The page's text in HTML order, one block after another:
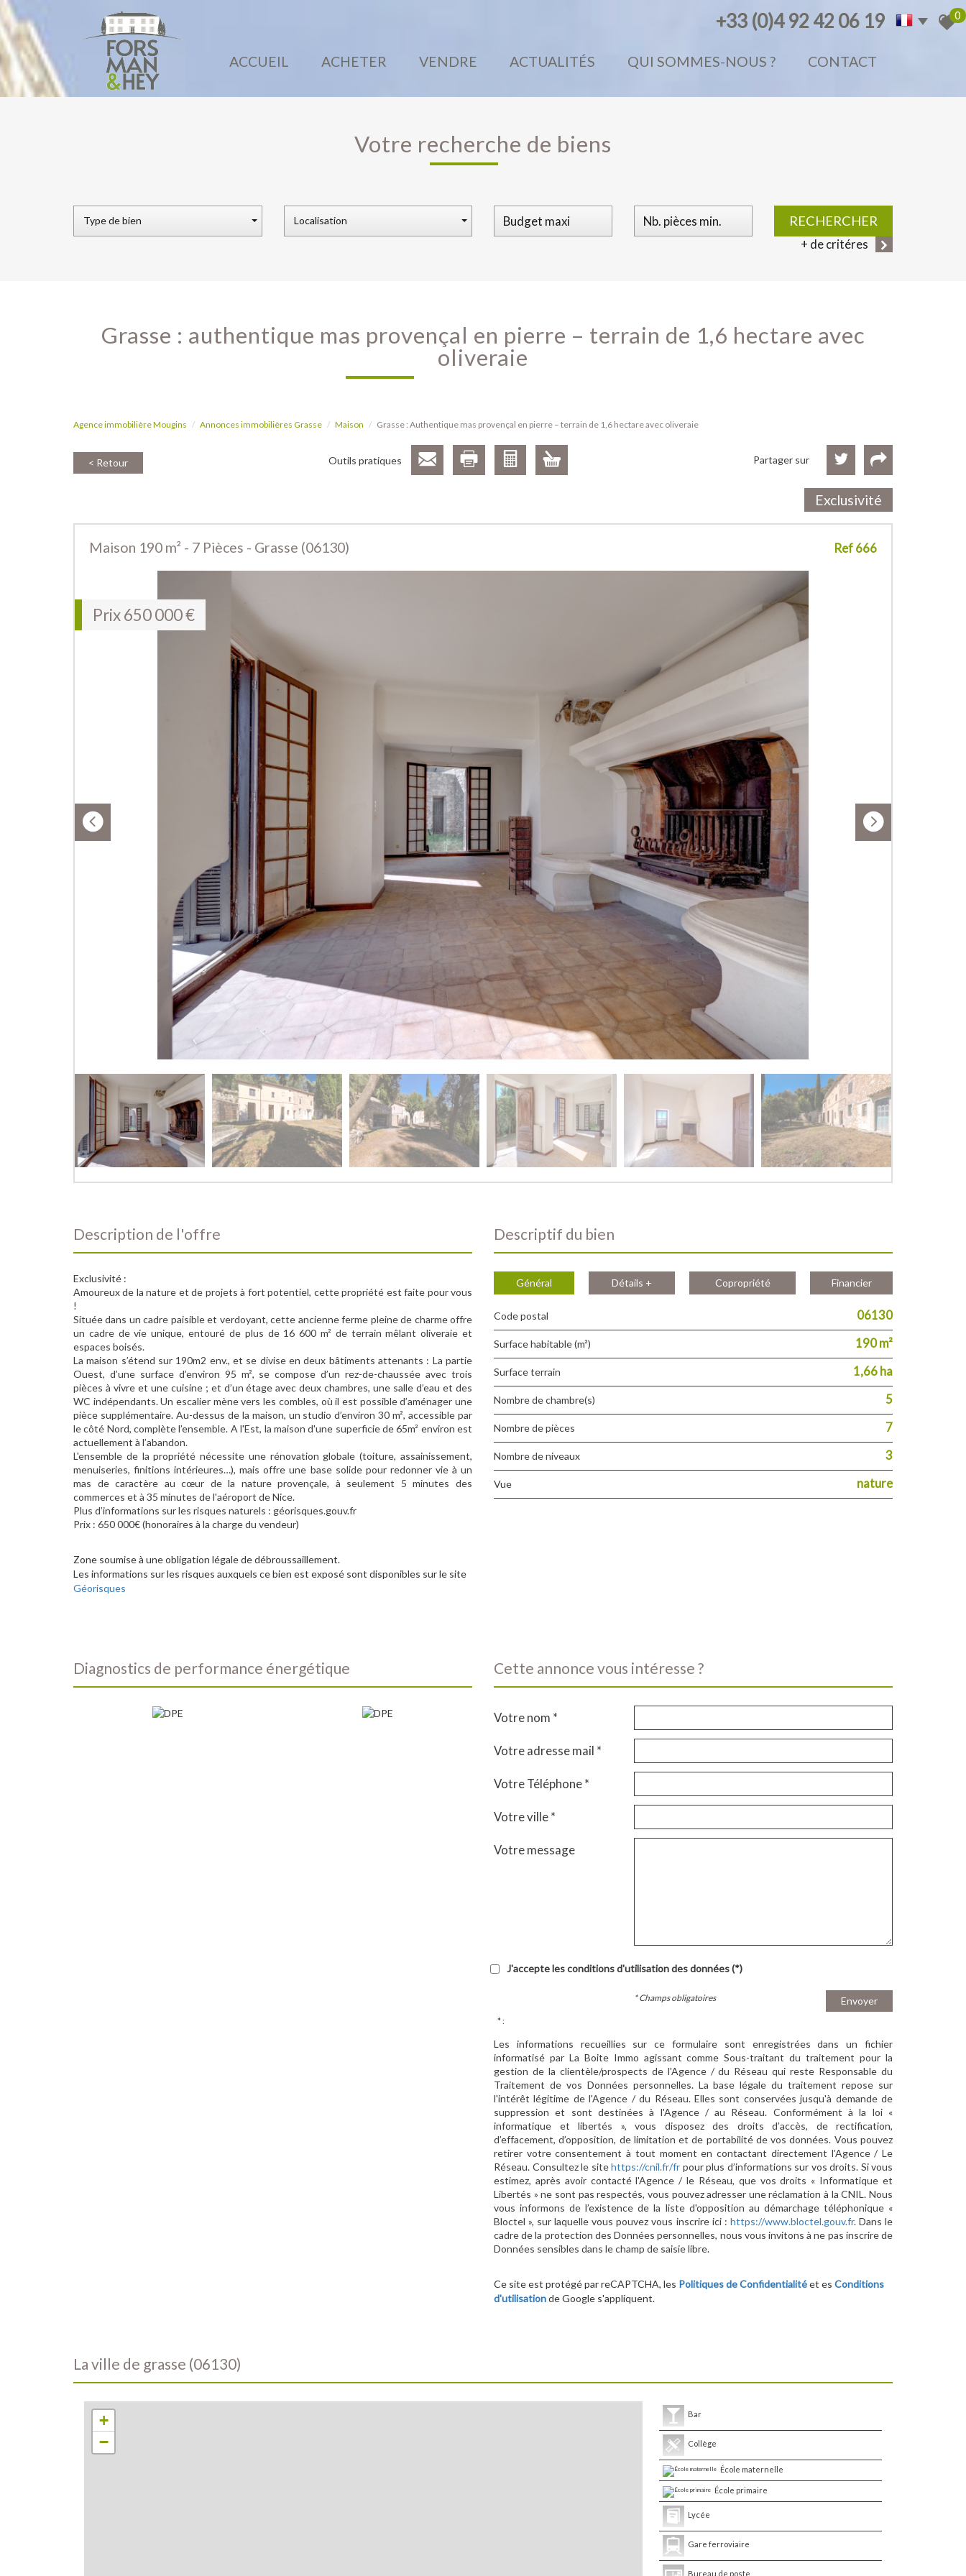
+33 (0)4 92 42 06 19 0
ACCUEIL ACHETER VENDRE ACTUALITÉS QUI SOMMES-NOUS ? CONTACT
votre recherche de biens
Type de bien Localisation RECHERCHER
+ de critéres
grasse : authentique mas provençal en pierre – terrain de 1,6 hectare avec
oliveraie
Agence immobilière Mougins Annonces immobilières Grasse Maison Grasse : Authentique mas provençal en pierre – terrain de 1,6 hectare avec oliveraie
< Retour Outils pratiques Partager sur
Exclusivité
Maison 190 m² - 7 Pièces - Grasse (06130) Ref 666
Prix650 000€
description de l'offre
Exclusivité :
Amoureux de la nature et de projets à fort potentiel, cette propriété est faite pour vous
!
Située dans un cadre paisible et verdoyant, cette ancienne ferme pleine de charme offre
un cadre de vie unique, entouré de plus de 16 600 m² de terrain mêlant oliveraie et
espaces boisés.
La maison s’étend sur 190m2 env., et se divise en deux bâtiments attenants : La partie
Ouest, d’une surface d’environ 95 m², se compose d’un rez-de-chaussée avec trois
pièces à vivre et une cuisine ; et d’un étage avec deux chambres, une salle d’eau et des
WC indépendants. Un escalier mène vers les combles, où il est possible d’aménager une
pièce supplémentaire. Au-dessus de la maison, un studio d’environ 30 m², accessible par
le côté Nord, complète l’ensemble. A l'Est, la maison d'une superficie de 65m² environ est
actuellement à l’abandon.
L'ensemble de la propriété nécessite une rénovation globale (toiture, assainissement,
menuiseries, finitions intérieures…), mais offre une base solide pour redonner vie à un
mas de caractère au cœur de la nature provençale, à seulement 5 minutes des
commerces et à 35 minutes de l'aéroport de Nice.
Plus d’informations sur les risques naturels : géorisques.gouv.fr
Prix : 650 000€ (honoraires à la charge du vendeur)
Zone soumise à une obligation légale de débroussaillement.
Les informations sur les risques auxquels ce bien est exposé sont disponibles sur le site
Géorisques
descriptif du bien
Général Détails + Copropriété Financier
Code postal 06130
Surface habitable (m²) 190 m²
surface terrain 1,66 ha
Nombre de chambre(s) 5
Nombre de pièces 7
Nombre de niveaux 3
Vue nature
diagnostics de performance énergétique cette annonce vous intéresse ?
Votre nom *
Votre adresse mail *
Votre Téléphone *
Votre ville *
Votre message
J'accepte les conditions d'utilisation des données (*)
Envoyer
* Champs obligatoires
* :
Les informations recueillies sur ce formulaire sont enregistrées dans un fichier
informatisé par La Boite Immo agissant comme Sous-traitant du traitement pour la
gestion de la clientèle/prospects de l'Agence / du Réseau qui reste Responsable du
Traitement de vos Données personnelles. La base légale du traitement repose sur
l'intérêt légitime de l'Agence / du Réseau. Elles sont conservées jusqu'à demande de
suppression et sont destinées à l'Agence / au Réseau. Conformément à la loi «
informatique et libertés », vous disposez des droits d’accès, de rectification,
d’effacement, d’opposition, de limitation et de portabilité de vos données. Vous pouvez
retirer votre consentement à tout moment en contactant directement l’Agence / Le
Réseau. Consultez le sitehttps://cnil.fr/fr pour plus d’informations sur vos droits. Si vous
estimez, après avoir contacté l'Agence / le Réseau, que vos droits « Informatique et
Libertés » ne sont pas respectés, vous pouvez adresser une réclamation à la CNIL. Nous
vous informons de l’existence de la liste d'opposition au démarchage téléphonique «
Bloctel », sur laquelle vous pouvez vous inscrire ici : https://www.bloctel.gouv.fr. Dans le
cadre de la protection des Données personnelles, nous vous invitons à ne pas inscrire de
Données sensibles dans le champ de saisie libre.
Ce site est protégé par reCAPTCHA, les Politiques de Confidentialitéet es Conditions
d'utilisationde Google s'appliquent.
la ville de grasse (06130)
+
−
Bar
Collège
École maternelle
École primaire
Lycée
Gare ferroviaire
Bureau de poste